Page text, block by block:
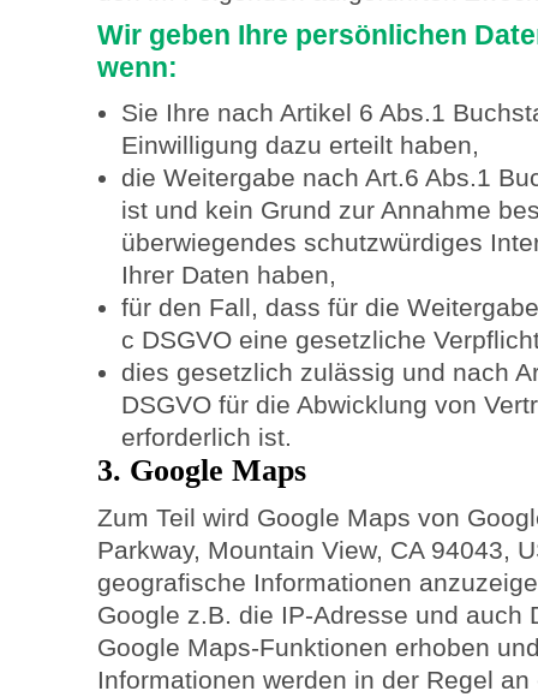
Wir geben Ihre persönlichen
wenn:
Sie Ihre nach Artikel 6 Abs.1
Einwilligung dazu erteilt haben,
die Weitergabe nach Art.6 Abs.1
ist und kein Grund zur Annahme
überwiegendes schutzwürdiges
Ihrer Daten haben,
für den Fall, dass für die
c DSGVO eine gesetzliche
dies gesetzlich zulässig und nach
DSGVO für die Abwicklung von
erforderlich ist.
3. Google Maps
Zum Teil wird Google Maps von
Parkway, Mountain View, CA 94043,
geografische Informationen
Google z.B. die IP-Adresse und auch
Google Maps-Funktionen erhoben
Informationen werden in der Regel